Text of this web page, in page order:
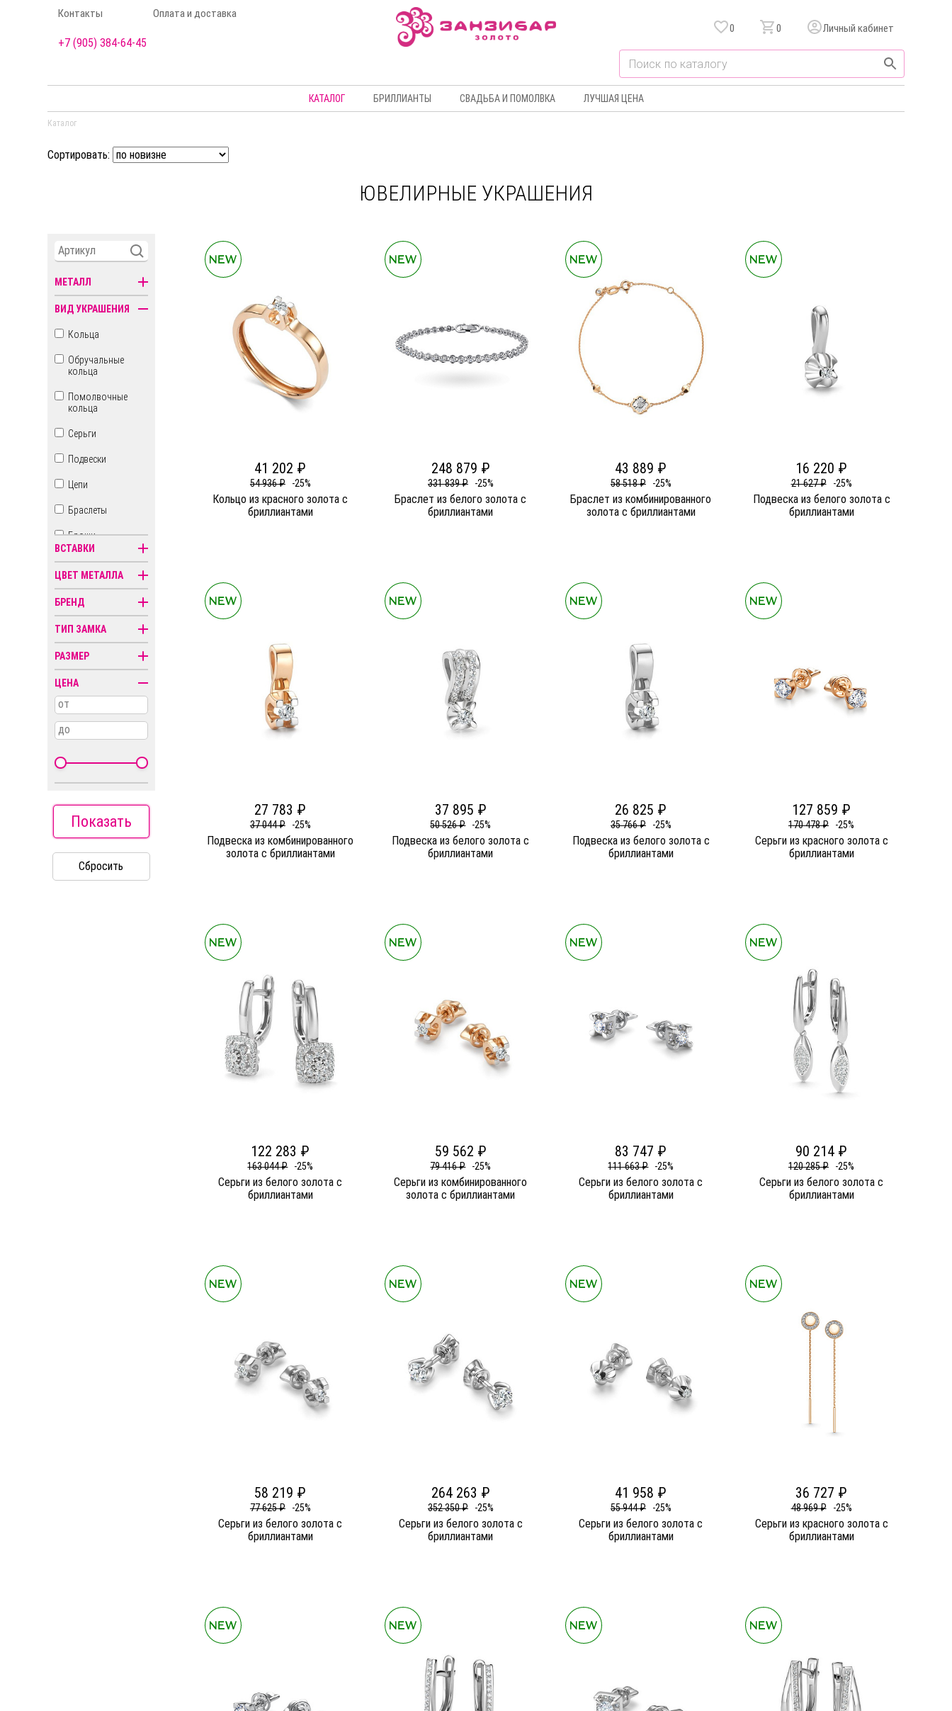
Контакты Оплата и доставка
+7 (905) 384-64-45
0 0 Личный кабинет
КАТАЛОГ БРИЛЛИАНТЫ СВАДЬБА И ПОМОЛВКА ЛУЧШАЯ ЦЕНА
Каталог
Сортировать:
ЮВЕЛИРНЫЕ УКРАШЕНИЯ
МЕТАЛЛ
ВИД УКРАШЕНИЯ
Кольца
Обручальные
кольца
Помолвочные
кольца
Серьги
Подвески
Цепи
Браслеты
Броши
Бусы
Знаки зодиака
Иконы
Кресты
Пирсинг
Религиозная
символика
ВСТАВКИ
ЦВЕТ МЕТАЛЛА
БРЕНД
ТИП ЗАМКА
РАЗМЕР
ЦЕНА
от
до
Показать
Сбросить
41 202 ₽
54 936 ₽ -25%
Кольцо из красного золота c
бриллиантами
248 879 ₽
331 839 ₽ -25%
Браслет из белого золота c
бриллиантами
43 889 ₽
58 518 ₽ -25%
Браслет из комбинированного
золота c бриллиантами
16 220 ₽
21 627 ₽ -25%
Подвеска из белого золота c
бриллиантами
27 783 ₽
37 044 ₽ -25%
Подвеска из комбинированного
золота c бриллиантами
37 895 ₽
50 526 ₽ -25%
Подвеска из белого золота c
бриллиантами
26 825 ₽
35 766 ₽ -25%
Подвеска из белого золота c
бриллиантами
127 859 ₽
170 478 ₽ -25%
Серьги из красного золота c
бриллиантами
122 283 ₽
163 044 ₽ -25%
Серьги из белого золота c
бриллиантами
59 562 ₽
79 416 ₽ -25%
Серьги из комбинированного
золота c бриллиантами
83 747 ₽
111 663 ₽ -25%
Серьги из белого золота c
бриллиантами
90 214 ₽
120 285 ₽ -25%
Серьги из белого золота c
бриллиантами
58 219 ₽
77 625 ₽ -25%
Серьги из белого золота c
бриллиантами
264 263 ₽
352 350 ₽ -25%
Серьги из белого золота c
бриллиантами
41 958 ₽
55 944 ₽ -25%
Серьги из белого золота c
бриллиантами
36 727 ₽
48 969 ₽ -25%
Серьги из красного золота c
бриллиантами